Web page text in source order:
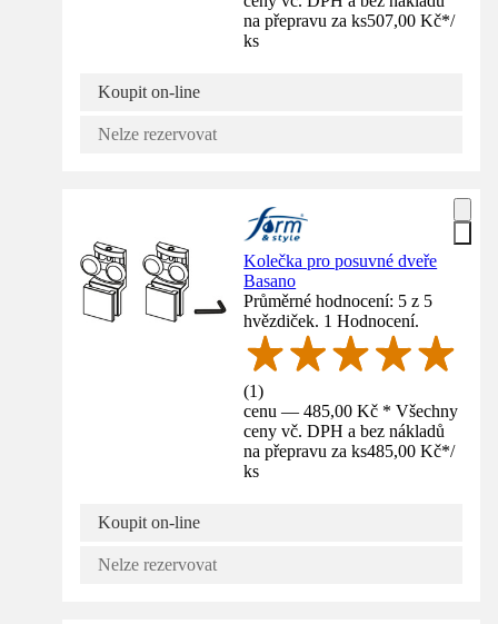
na přepravu za ks507,00 Kč*/
ks
Koupit on-line
Nelze rezervovat
Kolečka pro posuvné dveře
Basano
Průměrné hodnocení: 5 z 5
hvězdiček. 1 Hodnocení.
(1)
cenu — 485,00 Kč * Všechny
ceny vč. DPH a bez nákladů
na přepravu za ks485,00 Kč*/
ks
Koupit on-line
Nelze rezervovat